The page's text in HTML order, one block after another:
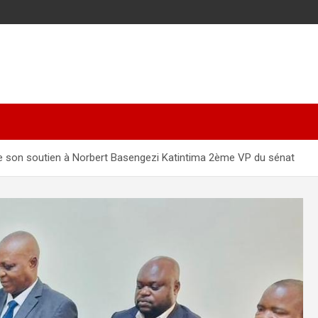
son soutien à Norbert Basengezi Katintima 2ème VP du sénat